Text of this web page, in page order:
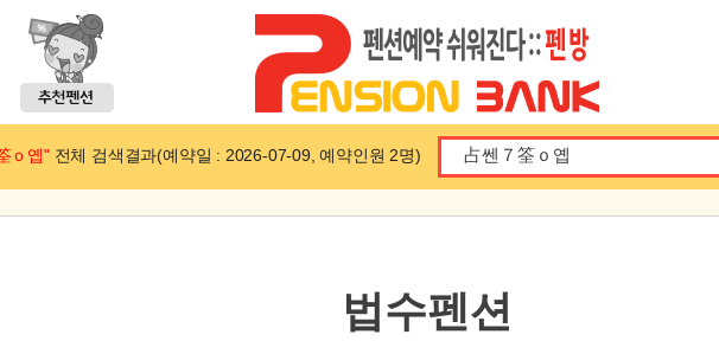
ｏ옙"전체 검색결과(예약일 : 2026-07-09, 예약인원 2명)
법수펜션